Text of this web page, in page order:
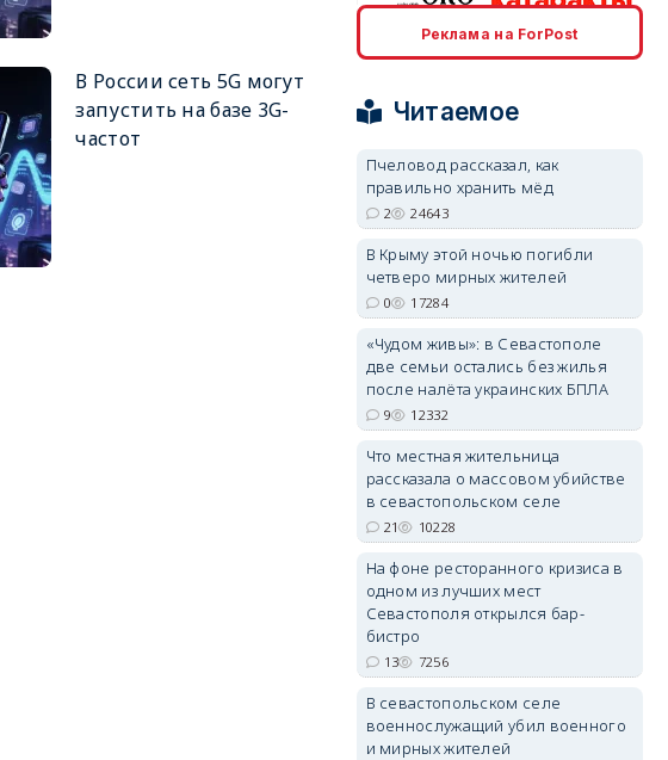
В России сеть 5G могут
запустить на базе 3G-
частот
erid: 2SDnjcrDNw6
erid: 2SDnjdPjgYS
erid: 2SDnjdvhGXG
Реклама на ForPost
Читаемое
Пчеловод рассказал, как
правильно хранить мёд
2 24643
В Крыму этой ночью погибли
четверо мирных жителей
0 17284
«Чудом живы»: в Севастополе
две семьи остались без жилья
после налёта украинских БПЛА
9 12332
Что местная жительница
рассказала о массовом убийстве
в севастопольском селе
21 10228
На фоне ресторанного кризиса в
одном из лучших мест
Севастополя открылся бар-
бистро
13 7256
В севастопольском селе
военнослужащий убил военного
и мирных жителей